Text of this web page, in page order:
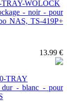
- noir - pour
NAS, TS-419P+
13.99 €
dur - blanc - pour